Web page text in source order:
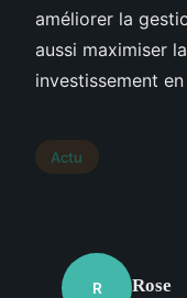
améliorer la
aussi maximiser
investissement
Actu
R Rose